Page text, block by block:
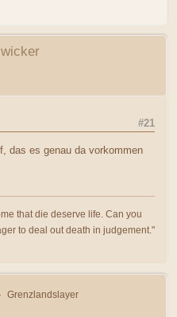
#21
das es genau da vorkommen
that die deserve life. Can you
to deal out death in judgement."
Grenzlandslayer